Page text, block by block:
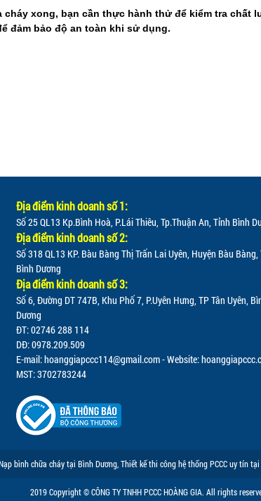
cháy xong, bạn cần thực hành thử để kiểm tra chất
đảm bảo độ an toàn khi sử dụng.
Địa điểm kinh doanh số 1:
Số 25 QL13 Kp.Bình Hoà, P.Lái Thiêu, Tp.Thuận An, Tỉnh Bình
Địa điểm kinh doanh số 2:
Số 318 QL13 KP. Bàu Bàng Thị Trấn Lai Uyên, Huyện Bàu Bàng,
Bình Dương
Địa điểm kinh doanh số 3:
Số 6, Đường DT 747B, Khu Phố 7, P.Uyên Hưng, TP Tân Uyên,
Dương
ĐT: 02746 288 114
DĐ: 0978.209.509
E-mail:hoanggiapccc114@gmail.com- Website:
MST: 3702783244
bình chữa cháy tại Bình Dương,Thiết kế thi công hệ thống PCCC uy tín
2019 Copyright © CÔNG TY TNHH PCCC HOÀNG GIA. All rights